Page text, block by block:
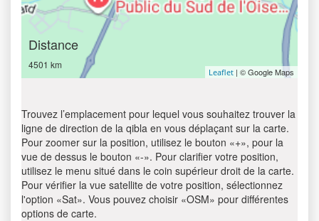
Distance
4501 km
Leaflet | © Google Maps
Trouvez l’emplacement pour lequel vous souhaitez trouver la
ligne de direction de la qibla en vous déplaçant sur la carte.
Pour zoomer sur la position, utilisez le bouton «+», pour la
vue de dessus le bouton «-». Pour clarifier votre position,
utilisez le menu situé dans le coin supérieur droit de la carte.
Pour vérifier la vue satellite de votre position, sélectionnez
l'option «Sat». Vous pouvez choisir «OSM» pour différentes
options de carte.